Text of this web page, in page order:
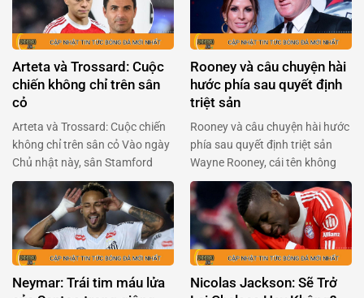
Arteta và Trossard: Cuộc
chiến không chỉ trên sân
cỏ
Arteta và Trossard: Cuộc chiến
không chỉ trên sân cỏ Vào ngày
Chủ nhật này, sân Stamford
Bridge sẽ lại bùng nổ với cuộc
đối đầu giữa Arsenal và
Chelsea. Mikel Arteta, người
đang chèo lái con tàu Arsenal,
đã có những chia sẻ quan trọng
về tình hình của Leandro
Trossard, ngôi sao người …
Rooney và câu chuyện hài
hước phía sau quyết định
triệt sản
Rooney và câu chuyện hài hước
phía sau quyết định triệt sản
Wayne Rooney, cái tên không
chỉ gắn liền với Manchester
United mà còn là huyền thoại
của bóng đá Anh, đã khiến
người hâm mộ phải cười
nghiêng ngả với tiết lộ mới đây.
Trong một podcast của BBC
Sport, Rooney chia sẻ …
Neymar: Trái tim máu lửa
Nicolas Jackson: Sẽ Trở